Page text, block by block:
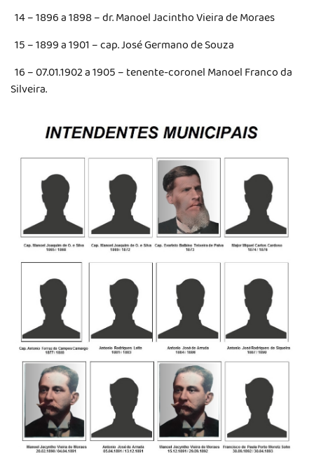
14 – 1896 a 1898 – dr. Manoel Jacintho Vieira de Moraes
15 – 1899 a 1901 – cap. José Germano de Souza
16 – 07.01.1902 a 1905 – tenente-coronel Manoel Franco da
Silveira.